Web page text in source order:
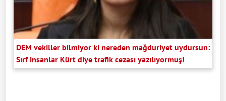
DEM vekiller bilmiyor ki nereden mağduriyet uydursun:
Sırf insanlar Kürt diye trafik cezası yazılıyormuş!